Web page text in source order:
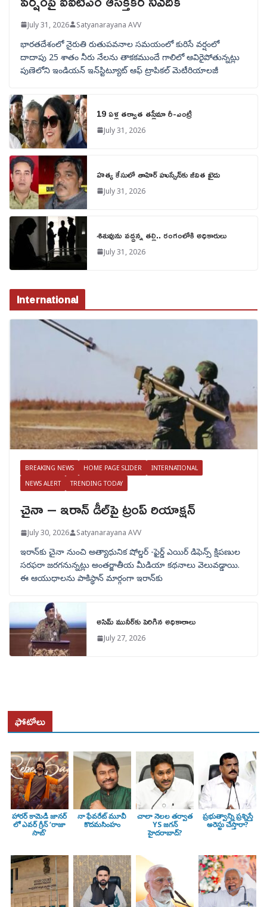
July 31, 2026 Satyanarayana AVV
భారతదేశంలో నైరుతి రుతుపవనాల సమయంలో కురిసే వర్షంలో
దాదాపు 25 శాతం నీరు నేలను తాకకముందే గాలిలో ఆవిరైపోతున్నట్లు
పుణెలోని ఇండియన్ ఇన్‌స్టిట్యూట్ ఆఫ్ ట్రాపికల్ మెటీరియాలజీ
19 ఏళ్ల తర్వాత తస్లీమా రీ-ఎంట్రీ
July 31, 2026
హత్య కేసులో తాహిర్ హుస్సేన్‌కు జీవిత ఖైదు
July 31, 2026
శిశువును వద్దన్న తల్లి.. రంగంలోకి అధికారులు
July 31, 2026
International
BREAKING NEWS HOME PAGE SLIDER
INTERNATIONAL
NEWS ALERT
TRENDING TODAY
చైనా – ఇరాన్ డీల్‌పై ట్రంప్ రియాక్షన్
July 30, 2026 Satyanarayana AVV
ఇరాన్‌కు చైనా నుంచి అత్యాధునిక షోల్డర్‌ -ఫైర్డ్ ఎయిర్ డిఫెన్స్ క్షిపణుల
సరఫరా జరగనున్నట్లు అంతర్జాతీయ మీడియా కథనాలు వెలువడ్డాయి.
ఈ ఆయుధాలను పాకిస్థాన్‌ మార్గంగా ఇరాన్‌కు
అసిమ్ మునీర్‌కు పెరిగిన అధికారాలు
July 27, 2026
ఫోటోలు
హారర్ కామెడీ జానర్
లో ఎవర్ గ్రీన్ ‘రాజా
సాబ్’
నా ఫేవరేట్ మూవీ
కొదమసింహం
చాలా నెలల తర్వాత
YS జగన్
హైదరాబాద్?
ప్రభుత్వాన్ని ప్రశ్నిస్తే
అరెస్టు చేస్తారా?